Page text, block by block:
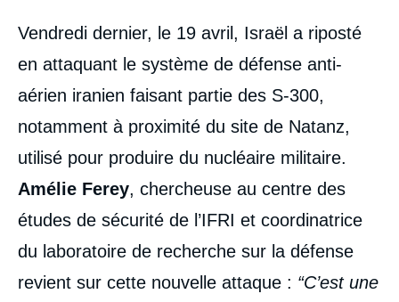
Vendredi dernier, le 19 avril, Israël a riposté
en attaquant le système de défense anti-
aérien iranien faisant partie des S-300,
notamment à proximité du site de Natanz,
utilisé pour produire du nucléaire militaire.
Amélie Ferey, chercheuse au centre des
études de sécurité de l’IFRI et coordinatrice
du laboratoire de recherche sur la défense
revient sur cette nouvelle attaque : “C’est une